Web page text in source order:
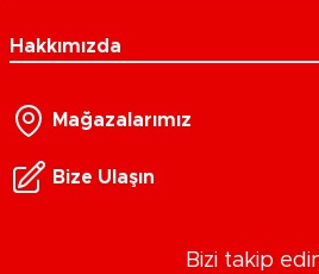
Hakkımızda
Mağazalarımız
Bize Ulaşın
Bizi takip